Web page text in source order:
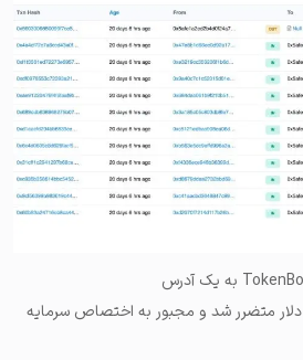
در پی این اتفاق، پروژه ۲۰۰۰۰ دلار متضرر شد و مجبور به اختصاص سرمایه